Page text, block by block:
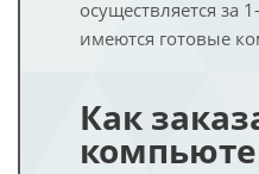
осуществляется за
имеются готовые
Как